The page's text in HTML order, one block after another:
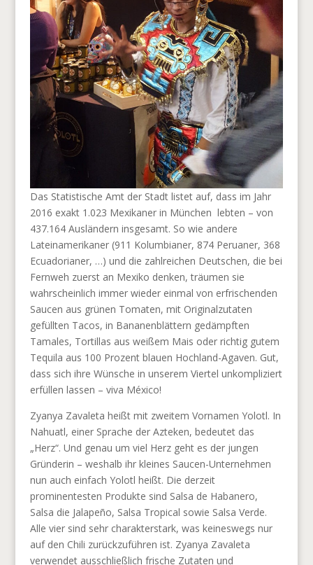
Das Statistische Amt der Stadt listet auf, dass im Jahr
2016 exakt 1.023 Mexikaner in München lebten – von
437.164 Ausländern insgesamt. So wie andere
Lateinamerikaner (911 Kolumbianer, 874 Peruaner, 368
Ecuadorianer, …) und die zahlreichen Deutschen, die bei
Fernweh zuerst an Mexiko denken, träumen sie
wahrscheinlich immer wieder einmal von erfrischenden
Saucen aus grünen Tomaten, mit Originalzutaten
gefüllten Tacos, in Bananenblättern gedämpften
Tamales, Tortillas aus weißem Mais oder richtig gutem
Tequila aus 100 Prozent blauen Hochland-Agaven. Gut,
dass sich ihre Wünsche in unserem Viertel unkompliziert
erfüllen lassen – viva México!
Zyanya Zavaleta heißt mit zweitem Vornamen Yolotl. In
Nahuatl, einer Sprache der Azteken, bedeutet das
„Herz“. Und genau um viel Herz geht es der jungen
Gründerin – weshalb ihr kleines Saucen-Unternehmen
nun auch einfach Yolotl heißt. Die derzeit
prominentesten Produkte sind Salsa de Habanero,
Salsa die Jalapeño, Salsa Tropical sowie Salsa Verde.
Alle vier sind sehr charakterstark, was keineswegs nur
auf den Chili zurückzuführen ist. Zyanya Zavaleta
verwendet ausschließlich frische Zutaten und